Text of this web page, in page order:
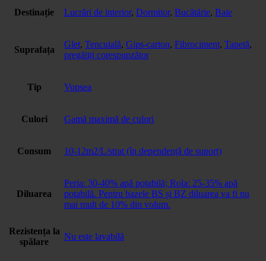
Destinație Lucrări de interior, Dormitor, Bucătărie, Baie
Suprafața
Glet, Tencuială, Gips-carton, Fibrociment, Tapetă,
pregătiți corespunzător
Tip Vopsea
Culori Gamă maximă de culori
Consum 10-12m2/L/strat (în dependență de suport)
Diluarea
Peria: 30-40% apă potabilă; Rola: 25-35% apă
potabilă. Pentru bazele BS și BZ diluarea va fi nu
mai mult de 10% din volum.
Rezistența la
spălare
Nu este lavabilă